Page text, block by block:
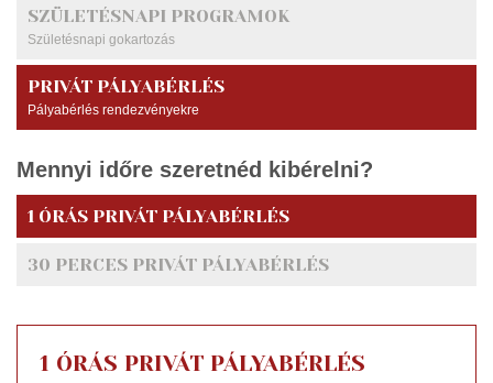
SZÜLETÉSNAPI PROGRAMOK
Születésnapi gokartozás
PRIVÁT PÁLYABÉRLÉS
Pályabérlés rendezvényekre
Mennyi időre szeretnéd kibérelni?
1 ÓRÁS PRIVÁT PÁLYABÉRLÉS
30 PERCES PRIVÁT PÁLYABÉRLÉS
1 ÓRÁS PRIVÁT PÁLYABÉRLÉS